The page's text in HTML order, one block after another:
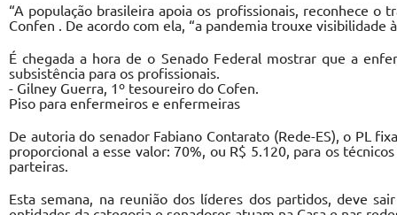
“A população brasileira apoia os profissionais, reconhece
Confen . De acordo com ela, “a pandemia trouxe
É chegada a hora de o Senado Federal mostrar que a
subsistência para os profissionais.
- Gilney Guerra, 1º tesoureiro do Cofen.
Piso para enfermeiros e enfermeiras
De autoria do senador Fabiano Contarato (Rede-ES), o PL
proporcional a esse valor: 70%, ou R$ 5.120, para os
parteiras.
Esta semana, na reunião dos líderes dos partidos, deve